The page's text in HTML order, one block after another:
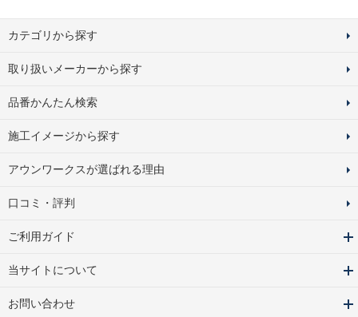
カテゴリから探す
取り扱いメーカーから探す
品番かんたん検索
施工イメージから探す
アウンワークスが選ばれる理由
口コミ・評判
ご利用ガイド
当サイトについて
お問い合わせ